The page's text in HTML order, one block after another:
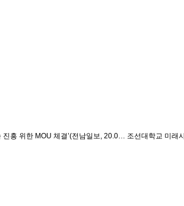
진흥 위한 MOU 체결’(전남일보, 20.0… 조선대학교 미래